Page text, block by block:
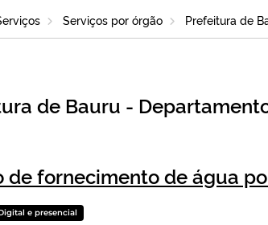
Serviços por órgão Prefeitura de
de Bauru -
de fornecimento de água
e presencial